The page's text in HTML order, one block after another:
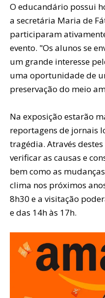
O educandário possui
a secretária Maria de
participaram
evento. "Os alunos se
um grande interesse
uma oportunidade de
preservação do meio
Na exposição estarão
reportagens de jornais
tragédia. Através
verificar as causas e
bem como as
clima nos próximos
8h30 e a visitação
e das 14h às 17h.